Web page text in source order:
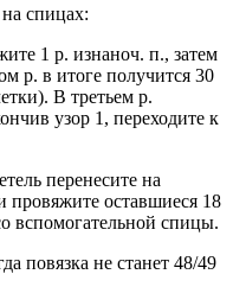
спицах:
1 р. изнаноч. п., затем
р. в итоге получится 30
В третьем р.
узор 1, переходите к
перенесите на
провяжите оставшиеся 18
вспомогательной спицы.
повязка не станет 48/49